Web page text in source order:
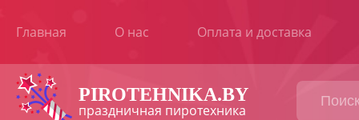
Главная О нас Оплата и доставка
PIROTEHNIKA.BY
праздничная пиротехника
ВАШ